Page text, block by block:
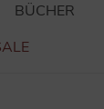
BÜCHER